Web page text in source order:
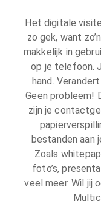
Het digitale
zo gek, want
makkelijk in
op je telefoon.
hand.
Geen probleem!
zijn je
bestanden aan
Zoals
foto’s,
veel meer. Wil jij